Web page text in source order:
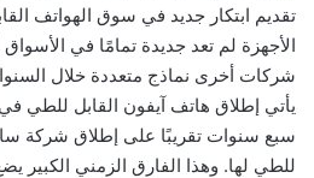
تقديم ابتكار جديد في سوق الهواتف
الأجهزة لم تعد جديدة تمامًا في
شركات أخرى نماذج متعددة خلال
يأتي إطلاق هاتف آيفون القابل للطي
سبع سنوات تقريبًا على إطلاق شركة
للطي لها. وهذا الفارق الزمني الكبير